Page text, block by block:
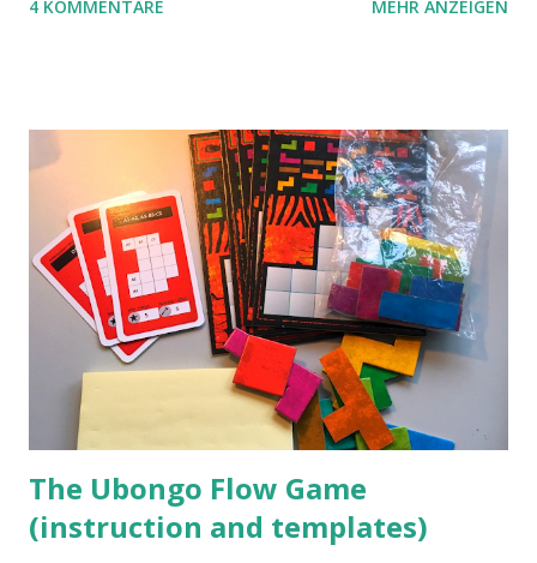
benutzen wir Material aus Grzegorz Rejchtmans Ubongo-
4 KOMMENTARE MEHR ANZEIGEN
The Ubongo Flow Game
(instruction and templates)